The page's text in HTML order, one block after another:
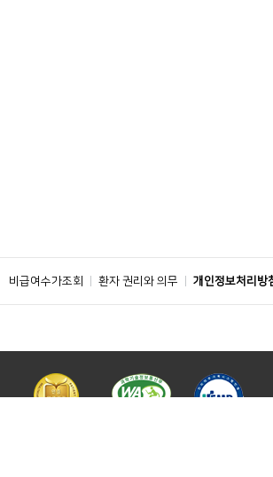
비급여수가조회 환자 권리와 의무 개인정보처리방